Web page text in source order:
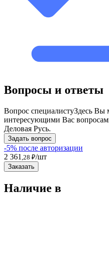
Вопросы и ответы
Вопрос специалистуЗдесь Вы
интересующими Вас
Деловая Русь.
Задать вопрос
-5% после авторизации
2 361 ,28 ₽/шт
Заказать
Наличие в